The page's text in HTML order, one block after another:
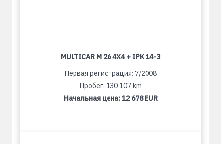
MULTICAR M 26 4X4 + IPK 14-3
Первая регистрация: 7/2008
Пробег: 130 107 km
Начальная цена:12 678 EUR